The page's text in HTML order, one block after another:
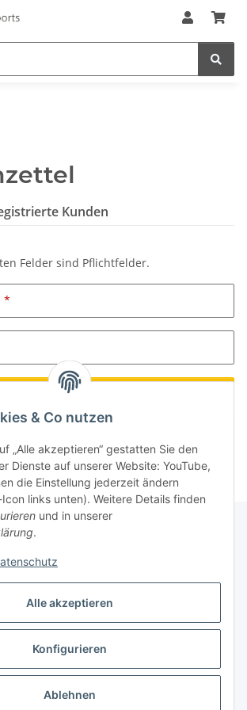
Alle akzeptieren
Konfigurieren
Ablehnen
& Co nutzen
„Alle akzeptieren“ gestatten Sie den
Dienste auf unserer Website: YouTube,
die Einstellung jederzeit ändern
links unten). Weitere Details finden
und in unserer
.
Kunden
Felder sind Pflichtfelder.
Anmelden
Vertrag widerrufen
USt., zzgl.Versand